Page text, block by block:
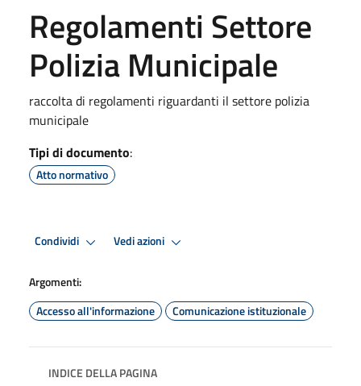
Regolamenti Settore
Polizia Municipale
raccolta di regolamenti riguardanti il settore polizia
municipale
Tipi di documento:
Atto normativo
Condividi Vedi azioni
Argomenti:
Accesso all'informazione
Comunicazione istituzionale
INDICE DELLA PAGINA